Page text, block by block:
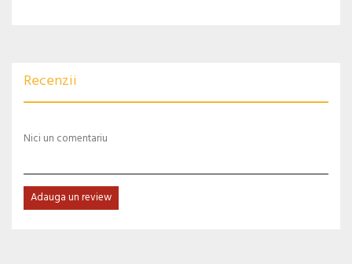
Recenzii
Nici un comentariu
Adauga un review